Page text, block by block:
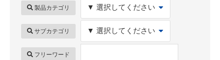
製品カテゴリ
サブカテゴリ
フリーワード